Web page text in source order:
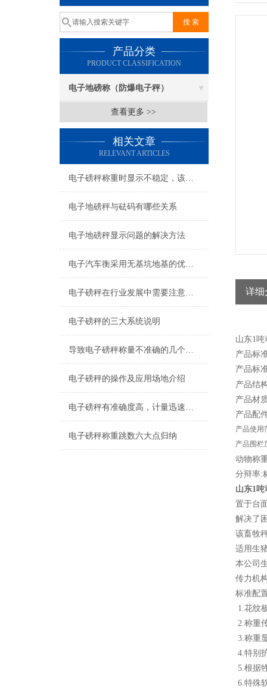
产品分类
PRODUCT CLASSIFICATION
电子地磅称（防爆电子秤）
查看更多 >>
相关文章
RELEVANT ARTICLES
电子磅秤称重时显示不稳定，该如何解决
电子地磅秤与砝码有哪些关系
电子地磅秤显示问题的解决方法
电子汽车衡采用无基坑地基的优势体现
电子磅秤在行业发展中需要注意哪5个问题
电子磅秤的三大系统说明
导致电子磅秤称量不准确的几个原因
电子磅秤的操作及应用场地介绍
电子磅秤有准确度高，计量迅速，工作稳定可靠
电子磅秤称重跳数六大点归纳
详细
山东1
产品标
产品标
产品结
产品材
产品配
产品使用
产品围栏
动物称
分辩率:
山东1
置于台
解决了
该畜牧
适用生
本公司
传力机
标准配
1.花纹
2.称重
3.称重
4.特别
5.根据
6.特殊